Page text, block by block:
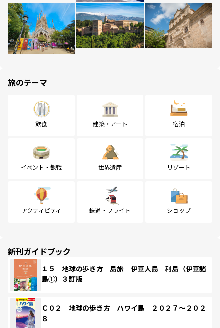
旅のテーマ
飲食 建築・アート 宿泊
イベント・観戦 世界遺産 リゾート
アクティビティ 鉄道・フライト ショップ
新刊ガイドブック
１５ 地球の歩き方 島旅 伊豆大島 利島（伊豆諸
島①）３訂版
Ｃ０２ 地球の歩き方 ハワイ島 ２０２７～２０２
８